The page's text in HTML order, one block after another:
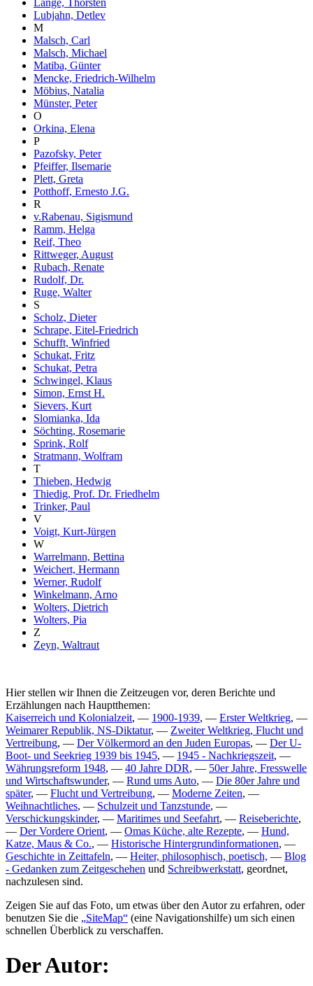
Lange, Thorsten
Lubjahn, Detlev
M
Malsch, Carl
Malsch, Michael
Matiba, Günter
Mencke, Friedrich-Wilhelm
Möbius, Natalia
Münster, Peter
O
Orkina, Elena
P
Pazofsky, Peter
Pfeiffer, Ilsemarie
Plett, Greta
Potthoff, Ernesto J.G.
R
v.Rabenau, Sigismund
Ramm, Helga
Reif, Theo
Rittweger, August
Rubach, Renate
Rudolf, Dr.
Ruge, Walter
S
Scholz, Dieter
Schrape, Eitel-Friedrich
Schufft, Winfried
Schukat, Fritz
Schukat, Petra
Schwingel, Klaus
Simon, Ernst H.
Sievers, Kurt
Slomianka, Ida
Söchting, Rosemarie
Sprink, Rolf
Stratmann, Wolfram
T
Thieben, Hedwig
Thiedig, Prof. Dr. Friedhelm
Trinker, Paul
V
Voigt, Kurt-Jürgen
W
Warrelmann, Bettina
Weichert, Hermann
Werner, Rudolf
Winkelmann, Arno
Wolters, Dietrich
Wolters, Pia
Z
Zeyn, Waltraut
Hier stellen wir Ihnen die Zeitzeugen vor, deren Berichte und
Erzählungen nach Hauptthemen:
Kaiserreich und Kolonialzeit, — 1900-1939, — Erster Weltkrieg, —
Weimarer Republik, NS-Diktatur, — Zweiter Weltkrieg, Flucht und
Vertreibung, — Der Völkermord an den Juden Europas, — Der U-
Boot- und Seekrieg 1939 bis 1945, — 1945 - Nachkriegszeit, —
Währungsreform 1948, — 40 Jahre DDR, — 50er Jahre, Fresswelle
und Wirtschaftswunder, — Rund ums Auto, — Die 80er Jahre und
später, — Flucht und Vertreibung, — Moderne Zeiten, —
Weihnachtliches, — Schulzeit und Tanzstunde, —
Verschickungskinder, — Maritimes und Seefahrt, — Reiseberichte,
— Der Vordere Orient, — Omas Küche, alte Rezepte, — Hund,
Katze, Maus & Co., — Historische Hintergrundinformationen, —
Geschichte in Zeittafeln, — Heiter, philosophisch, poetisch, — Blog
- Gedanken zum Zeitgeschehen und Schreibwerkstatt, geordnet,
nachzulesen sind.
Zeigen Sie auf das Foto, um etwas über den Autor zu erfahren, oder
benutzen Sie die
SiteMap
(eine Navigationshilfe) um sich einen
schnellen Überblick zu verschaffen.
Der Autor: